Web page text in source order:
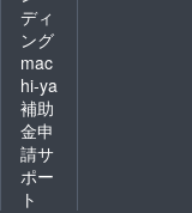
ディ
ング
mac
hi-ya
補助
金申
請サ
ポー
ト